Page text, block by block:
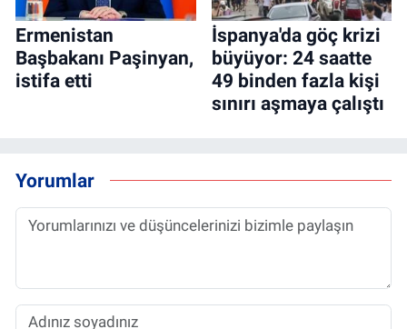
Ermenistan
Başbakanı Paşinyan,
istifa etti
İspanya'da göç krizi
büyüyor: 24 saatte
49 binden fazla kişi
sınırı aşmaya çalıştı
Yorumlar